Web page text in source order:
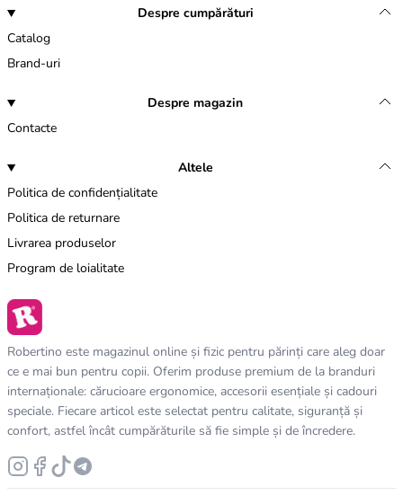
Despre cumpărături
Catalog
Brand-uri
Despre magazin
Contacte
Altele
Politica de confidențialitate
Politica de returnare
Livrarea produselor
Program de loialitate
Robertino este magazinul online și fizic pentru părinți care aleg doar
ce e mai bun pentru copii. Oferim produse premium de la branduri
internaționale: cărucioare ergonomice, accesorii esențiale și cadouri
speciale. Fiecare articol este selectat pentru calitate, siguranță și
confort, astfel încât cumpărăturile să fie simple și de încredere.